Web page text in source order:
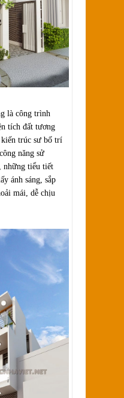
là công trình
tích đất tương
trúc sư bố trí
năng sử
những tiểu tiết
ánh sáng, sắp
mái, dễ chịu